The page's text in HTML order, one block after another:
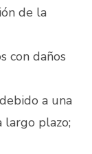
de la
con daños
a una
largo plazo;